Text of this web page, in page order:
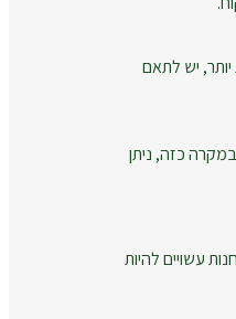
גדולות יותר, יש לתאם
כזה, ניתן
עשויים להיות